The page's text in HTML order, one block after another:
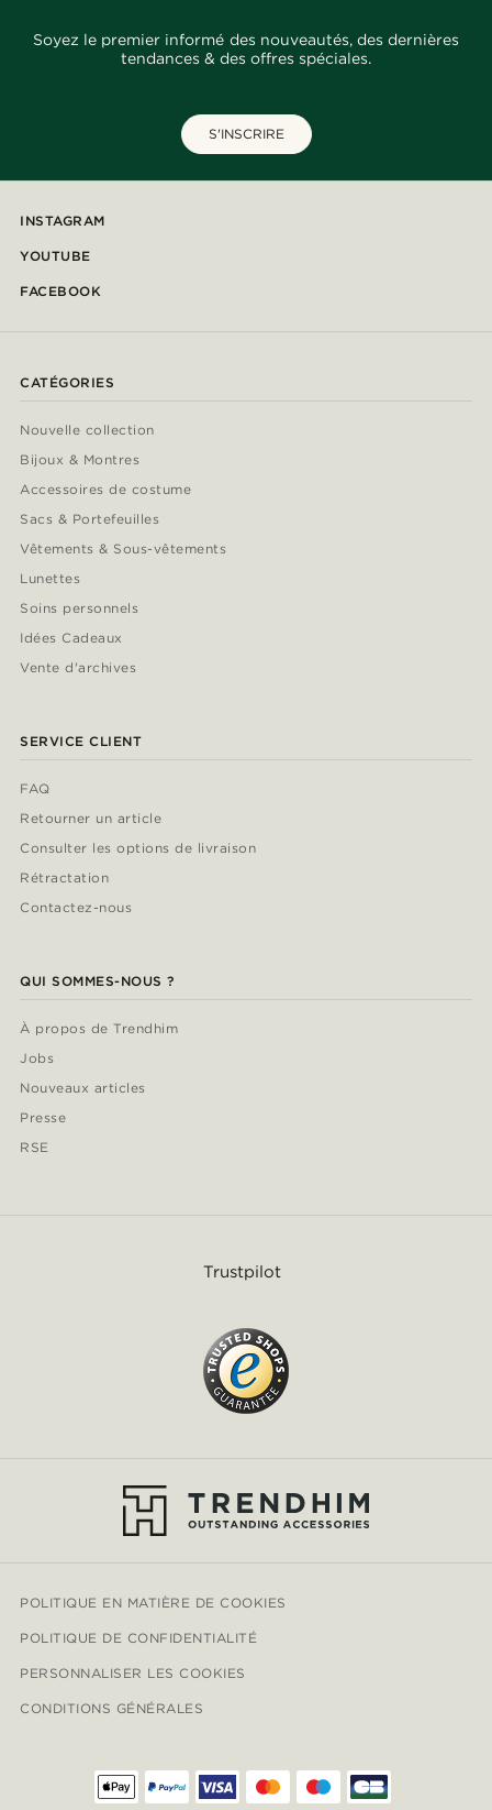
Soyez le premier informé des nouveautés, des dernières
tendances & des offres spéciales.
S'INSCRIRE
INSTAGRAM
YOUTUBE
FACEBOOK
CATÉGORIES
Nouvelle collection
Bijoux & Montres
Accessoires de costume
Sacs & Portefeuilles
Vêtements & Sous-vêtements
Lunettes
Soins personnels
Idées Cadeaux
Vente d'archives
SERVICE CLIENT
FAQ
Retourner un article
Consulter les options de livraison
Rétractation
Contactez-nous
QUI SOMMES-NOUS ?
À propos de Trendhim
Jobs
Nouveaux articles
Presse
RSE
Trustpilot
POLITIQUE EN MATIÈRE DE COOKIES
POLITIQUE DE CONFIDENTIALITÉ
PERSONNALISER LES COOKIES
CONDITIONS GÉNÉRALES